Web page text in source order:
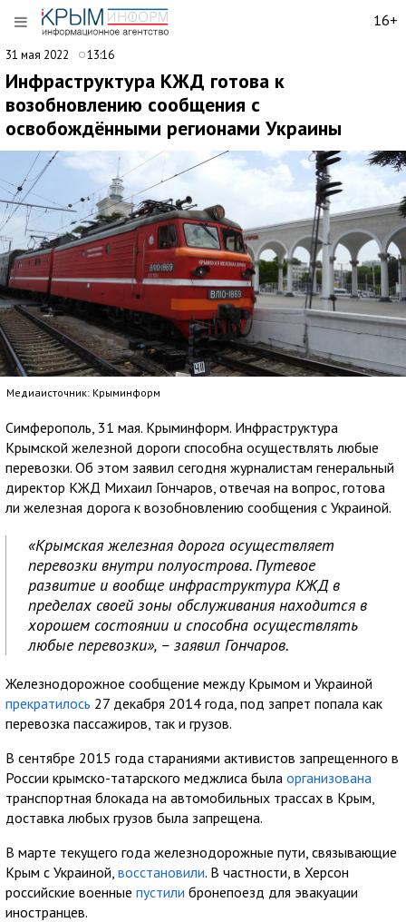
16+
31 мая 2022 13:16
Инфраструктура КЖД готова к
возобновлению сообщения с
освобождёнными регионами Украины
Медиаисточник: Крыминформ
Симферополь, 31 мая. Крыминформ. Инфраструктура
Крымской железной дороги способна осуществлять любые
перевозки. Об этом заявил сегодня журналистам генеральный
директор КЖД Михаил Гончаров, отвечая на вопрос, готова
ли железная дорога к возобновлению сообщения с Украиной.
«Крымская железная дорога осуществляет
перевозки внутри полуострова. Путевое
развитие и вообще инфраструктура КЖД в
пределах своей зоны обслуживания находится в
хорошем состоянии и способна осуществлять
любые перевозки», – заявил Гончаров.
Железнодорожное сообщение между Крымом и Украиной
прекратилось 27 декабря 2014 года, под запрет попала как
перевозка пассажиров, так и грузов.
В сентябре 2015 года стараниями активистов запрещенного в
России крымско-татарского меджлиса была организована
транспортная блокада на автомобильных трассах в Крым,
доставка любых грузов была запрещена.
В марте текущего года железнодорожные пути, связывающие
Крым с Украиной, восстановили. В частности, в Херсон
российские военные пустили бронепоезд для эвакуации
иностранцев.